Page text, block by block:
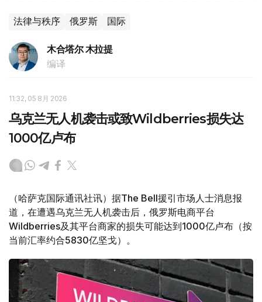
法律与秩序 俄罗斯 国际
木合塔尔 木拉提
编译
11:32, 05 8月 2026
乌克兰无人机袭击或致Wildberries损失达
1000亿卢布
（哈萨克国际通讯社讯）据The Bell援引市场人士消息报
道，在遭遇乌克兰无人机袭击后，俄罗斯电商平台
Wildberries及其平台商家的损失可能达到1000亿卢布（按
当前汇率约合5830亿坚戈）。